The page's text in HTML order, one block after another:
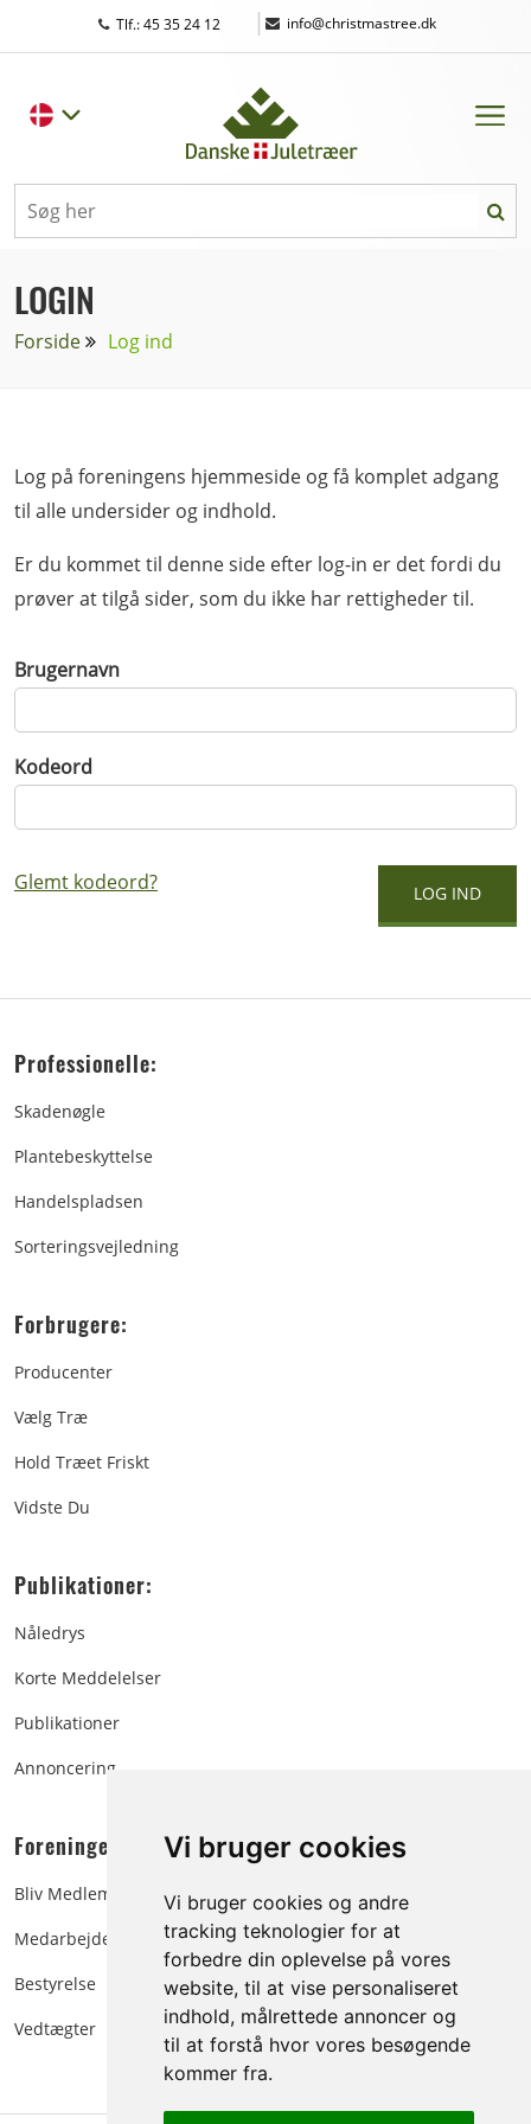
Vi bruger cookies
Vi bruger cookies og andre
tracking teknologier for at
forbedre din oplevelse på vores
website, til at vise personaliseret
indhold, målrettede annoncer og
til at forstå hvor vores besøgende
kommer fra.
Tlf.: 45 35 24 12 | info@christmastree.dk
LOGIN
Forside Log ind
Log på foreningens hjemmeside og få komplet adgang
til alle undersider og indhold.
Er du kommet til denne side efter log-in er det fordi du
prøver at tilgå sider, som du ikke har rettigheder til.
Brugernavn
Kodeord
Glemt kodeord?
Professionelle:
Skadenøgle
Plantebeskyttelse
Handelspladsen
Sorteringsvejledning
Forbrugere:
Producenter
Vælg Træ
Hold Træet Friskt
Vidste Du
Publikationer:
Nåledrys
Korte Meddelelser
Publikationer
Annoncering
Foreningen:
Bliv Medlem
Medarbejdere
Bestyrelse
Vedtægter